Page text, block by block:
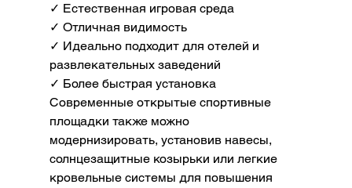
✓ Естественная игровая среда
✓ Отличная видимость
✓ Идеально подходит для отелей и
развлекательных заведений
✓ Более быстрая установка
Современные открытые спортивные
площадки также можно
модернизировать, установив навесы,
солнцезащитные козырьки или легкие
кровельные системы для повышения